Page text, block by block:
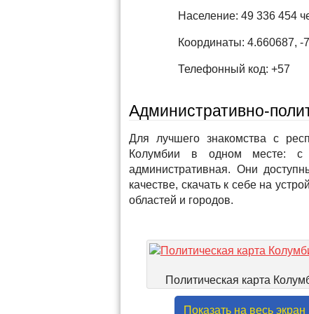
Население: 49 336 454
Координаты: 4.660687, -
Телефонный код: +57
Административно-
Для лучшего знакомства с
Колумбии в одном месте: с
административная. Они
качестве, скачать к себе на
областей и городов.
Политическая карта
Показать на весь экран